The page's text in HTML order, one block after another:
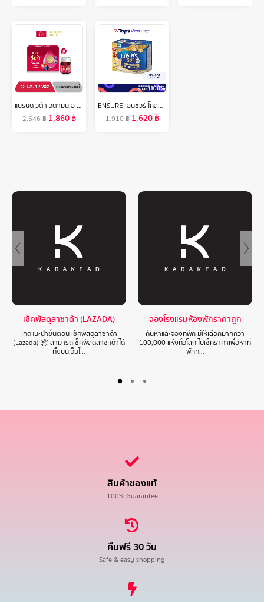
แบรนด์ วีต้า วิตามินเอ เบอร์รี่ 42 มล. แพค 12 ขวด x 6 แพค (72 ขวด) (ยกลัง) (VETA)
2,646฿ 1,860฿
ENSURE เอนชัวร์ โกลด์ อาหารสูตรครบถ้วน กลิ่นวานิลลา 1480 กรัม
1,910฿ 1,620฿
เช็คพัสดุลาซาด้า (LAZADA)
เกดแนะนำขั้นตอน เช็คพัสดุลาซาด้า
(Lazada) 📦 สามารถเช็คพัสดุลาซาด้าได้
ทั้งบนเว็บไ…
จองโรงแรมห้องพักราคาถูก
ค้นหาและจองที่พัก มีให้เลือกมากกว่า
100,000 แห่งทั่วโลก ไปเช็คราคาเพื่อหาที่
พักท…
สินค้าของแท้
100% Guarantee
คืนฟรี 30 วัน
Safe & easy shopping